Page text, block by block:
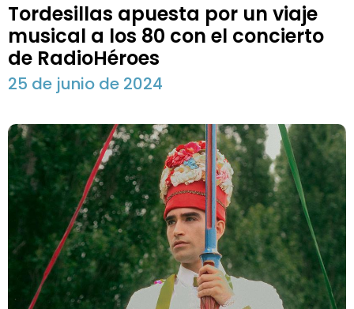
Tordesillas apuesta por un viaje
musical a los 80 con el concierto
de RadioHéroes
25 de junio de 2024